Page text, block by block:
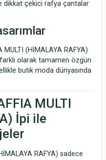
dikkat çekici rafya çantalar
MULTI (HİMALAYA RAFYA)
olarak tamamen özgün
butik moda dünyasında
MULTI
İpi ile
RAFYA) sadece